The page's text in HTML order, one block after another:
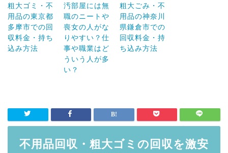
粗大ゴミ・不
用品の東京都
多摩市での回
収料金・持ち
込み方法
汚部屋には無
職のニートや
喪女の人がな
りやすい？仕
事や職業はど
ういう人が多
い？
粗大ごみ・不
用品の神奈川
県鎌倉市での
回収料金・持
ち込み方法
不用品回収・粗大ゴミの回収を激安